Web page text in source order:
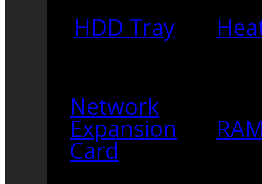
HDD Tray
Network
Expansion
Card